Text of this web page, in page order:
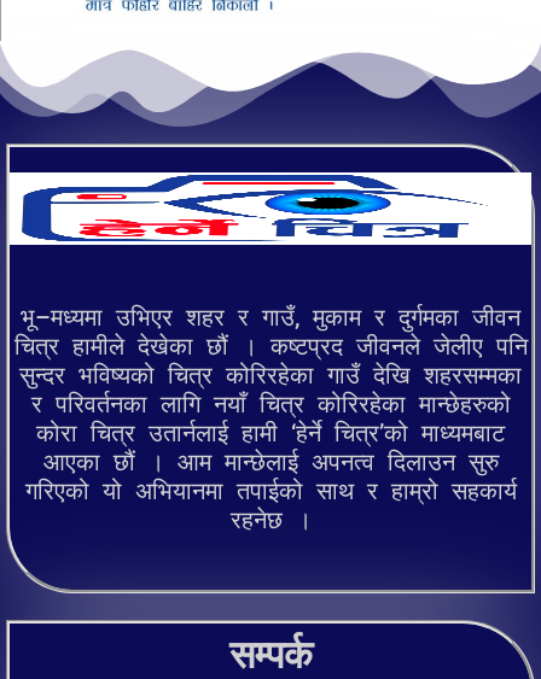
भू–मध्यमा उभिएर शहर र गाउँ, मुकाम र दुर्गमका जीवन
चित्र हामीले देखेका छौं । कष्टप्रद जीवनले जेलीए पनि
सुन्दर भविष्यको चित्र कोरिरहेका गाउँ देखि शहरसम्मका
र परिवर्तनका लागि नयाँ चित्र कोरिरहेका मान्छेहरुको
कोरा चित्र उतार्नलाई हामी ‘हेर्ने चित्र’को माध्यमबाट
आएका छौं । आम मान्छेलाई अपनत्व दिलाउन सुरु
गरिएको यो अभियानमा तपाईको साथ र हाम्रो सहकार्य
रहनेछ ।
सम्पर्क